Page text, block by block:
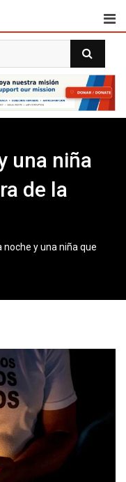
una niña
de la
noche y una niña que